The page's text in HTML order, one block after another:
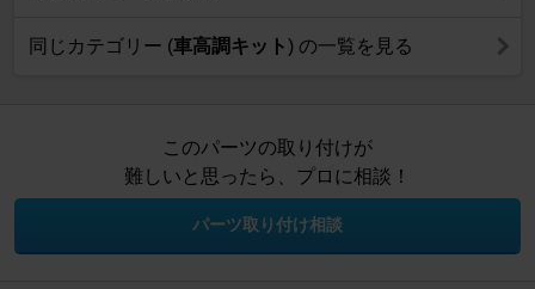
同じカテゴリー (車高調キット) の一覧を見る
このパーツの取り付けが
難しいと思ったら、プロに相談！
パーツ取り付け相談